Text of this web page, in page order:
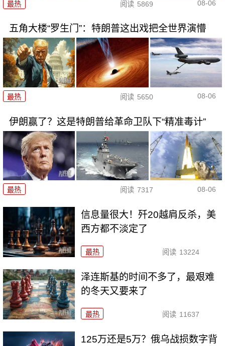
最热 阅读 5869 08-06
五角大楼“罗生门”：特朗普这出戏把全世界演懵
最热 阅读 5650 08-06
伊朗赢了？这是特朗普给革命卫队下“精准毒计”
最热 阅读 7317 08-06
信息量很大！歼20越肩反杀，美
西方都不淡定了
最热 阅读 13224
泽连斯基的时间不多了，最艰难
的冬天又要来了
最热 阅读 11637
125万还是5万？俄乌战损数字背